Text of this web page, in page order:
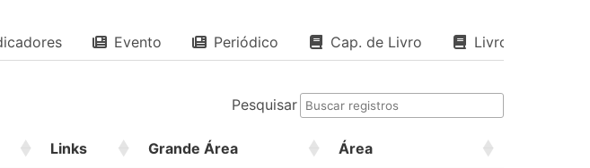
Evento Periódico Cap. de Livro Livro
Pesquisar
Links Grande Área Área